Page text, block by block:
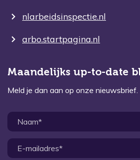
nlarbeidsinspectie.nl
arbo.startpagina.nl
Maandelijks up-to-date
Meld je dan aan op onze nieuwsbrief.